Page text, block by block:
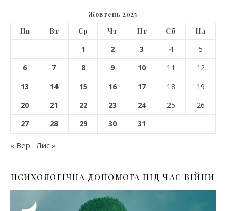
Жовтень 2025
Пн Вт Ср Чт Пт Сб
Нд
1
2 3 4
5
6
7 8 9 10 11
12
13
14 15 16 17 18
19
20
21 22 23 24 25
26
27
28 29 30 31
« Вер Лис »
ПСИХОЛОГІЧНА ДОПОМОГА ПІД ЧАС ВІЙНИ